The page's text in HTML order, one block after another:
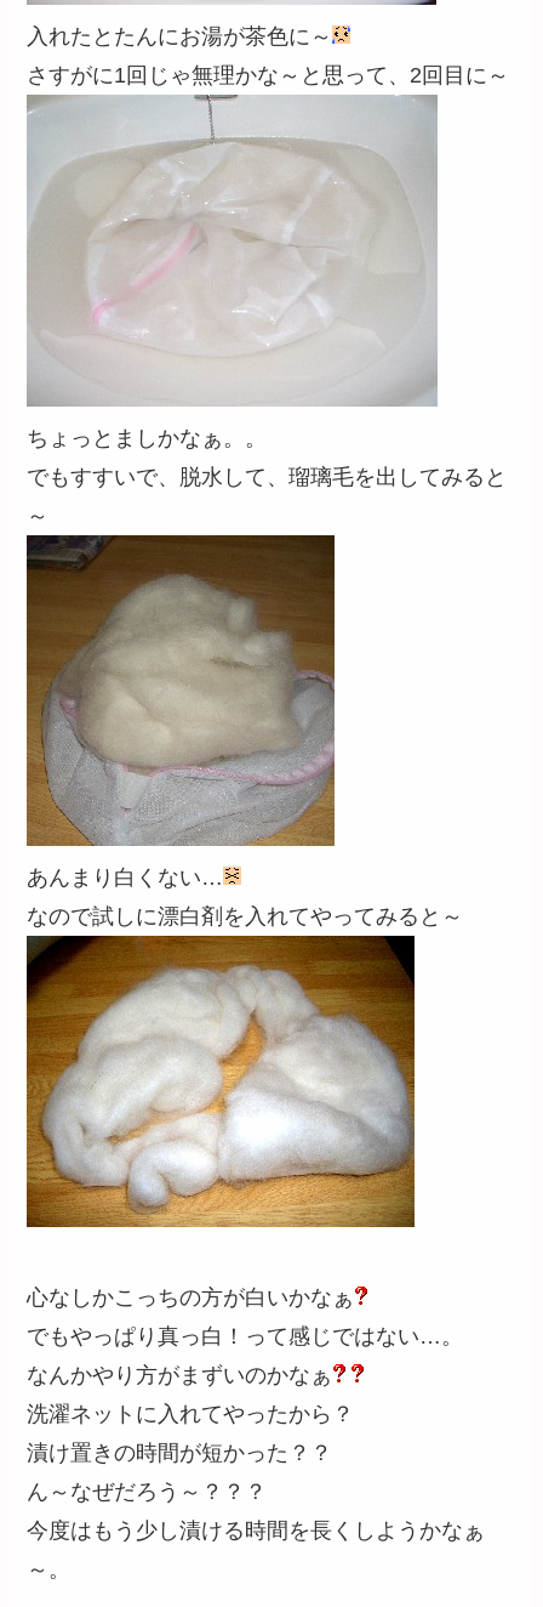
入れたとたんにお湯が茶色に～
さすがに1回じゃ無理かな～と思って、2回目に～
ちょっとましかなぁ。。
でもすすいで、脱水して、瑠璃毛を出してみると
～
あんまり白くない…
なので試しに漂白剤を入れてやってみると～
心なしかこっちの方が白いかなぁ
でもやっぱり真っ白！って感じではない…。
なんかやり方がまずいのかなぁ
洗濯ネットに入れてやったから？
漬け置きの時間が短かった？？
ん～なぜだろう～？？？
今度はもう少し漬ける時間を長くしようかなぁ
～。